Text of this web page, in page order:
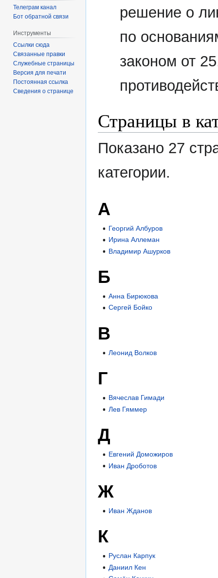
решение о
по
законом от
Страницы в
Показано 27
категории.
А
Георгий Албуров
Ирина Аллеман
Владимир Ашурков
Б
Анна Бирюкова
Сергей Бойко
В
Леонид Волков
Г
Вячеслав Гимади
Лев Гяммер
Д
Евгений Доможиров
Иван Дроботов
Ж
Иван Жданов
К
Руслан Карпук
Даниил Кен
Телеграм канал
Бот обратной связи
Инструменты
Ссылки сюда
Связанные правки
Служебные страницы
Версия для печати
Постоянная ссылка
Сведения о странице